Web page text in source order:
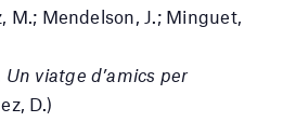
M.; Mendelson, J.; Minguet,
viatge d’amics per
D.)